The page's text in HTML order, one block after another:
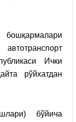
Ички
рўйхатдан
бўйича